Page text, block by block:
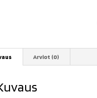
Arviot (0)